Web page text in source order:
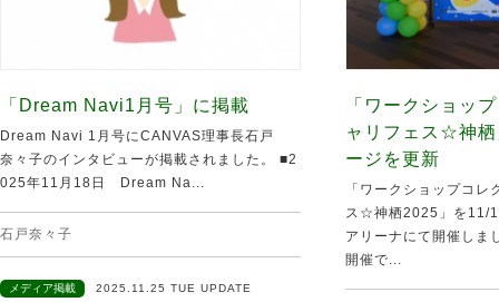
「Dream Navi1月号」に掲載
Dream Navi 1月号にCANVAS理事長石戸
奈々子のインタビューが掲載されました。 ■2
025年11月18日 Dream Na...
石戸奈々子
メディア掲載 2025.11.25 TUE UPDATE
「ワークショッ
ャリフェス☆神
ージを更新
「ワークショップコ
ス☆神栖2025」を11/
アリーナにて開催しま
開催で...